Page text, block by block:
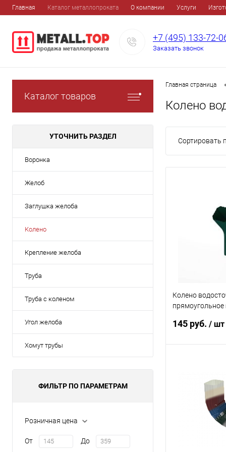
Главная Каталог металлопроката О компании Услуги
+7 (495) 133-72-
Заказать звонок
Каталог товаров
УТОЧНИТЬ РАЗДЕЛ
Воронка
Желоб
Заглушка желоба
Колено
Крепление желоба
Труба
Труба c коленом
Угол желоба
Хомут трубы
ФИЛЬТР ПО ПАРАМЕТРАМ
Розничная цена
От До
Главная страница
Колено
Сортировать
Колено
прямоугольное
145 руб. / шт
Купить в 1 клик
В избранное